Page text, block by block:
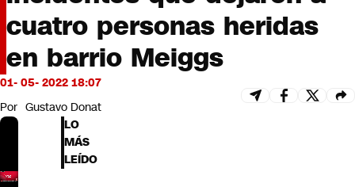
CNN tiempo
Futuro 360
Opinión
cuatro personas heridas
en barrio Meiggs
01- 05- 2022 18:07
Por Gustavo Donat
LO
MÁS
LEÍDO